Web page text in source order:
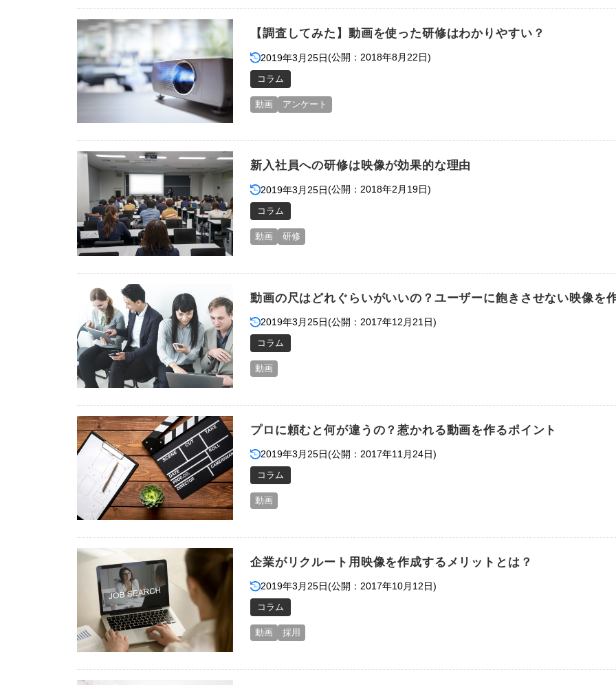
【調査してみた】動画を使った研修はわかりやすい？
2019年3月25日(公開：2018年8月22日)
コラム
動画 アンケート
新入社員への研修は映像が効果的な理由
2019年3月25日(公開：2018年2月19日)
コラム
動画 研修
動画の尺はどれぐらいがいいの？ユーザーに飽きさせない映像を
2019年3月25日(公開：2017年12月21日)
コラム
動画
プロに頼むと何が違うの？惹かれる動画を作るポイント
2019年3月25日(公開：2017年11月24日)
コラム
動画
企業がリクルート用映像を作成するメリットとは？
2019年3月25日(公開：2017年10月12日)
コラム
動画 採用